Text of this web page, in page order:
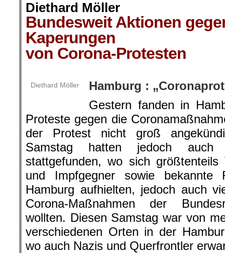
Diethard Möller
Bundesweit Aktionen
Kaperungen
von Corona-Protesten
Diethard Möller
Hamburg :
Gestern fanden in
Proteste gegen die
der Protest nicht groß
Samstag hatten jedoch auch
stattgefunden, wo sich größtenteils
und Impfgegner sowie
Hamburg aufhielten, jedoch auch
Corona-Maßnahmen der
wollten. Diesen Samstag war von
verschiedenen Orten in der
wo auch Nazis und Querfrontler